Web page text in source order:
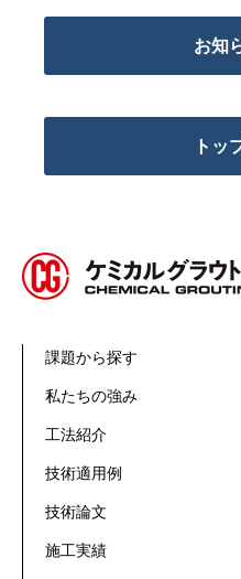
お知
トッ
課題から探す
私たちの強み
工法紹介
技術適用例
技術論文
施工実績